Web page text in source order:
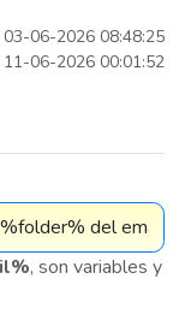
03-06-2026 08:48:25
06-2026 00:01:52
, son variables y